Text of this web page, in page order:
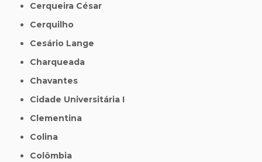
Cerqueira César
Cerquilho
Cesário Lange
Charqueada
Chavantes
Cidade Universitária I
Clementina
Colina
Colômbia